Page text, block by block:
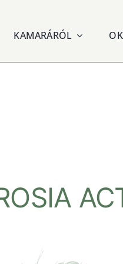
KAMARÁRÓL